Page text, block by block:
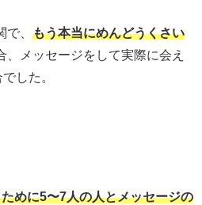
、 もう本当にめんどうくさい
、メッセージをして実際に会え
した。
めに5〜7人の人とメッセージの